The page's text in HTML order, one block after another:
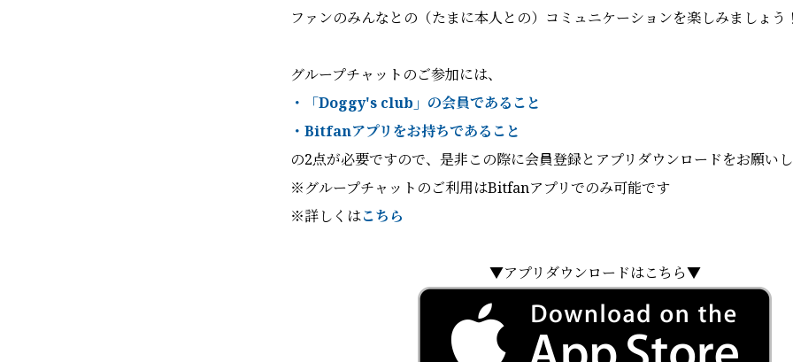
ファンのみんなとの（たまに本人との）コミュニケーションを楽しみましょう
グループチャットのご参加には、
・「Doggy's club 」の会員であること
・Bitfanアプリをお持ちであること
の2点が必要ですので、是非この際に会員登録とアプリダウンロードをお願い
※グループチャットのご利用はBitfanアプリでのみ可能です
※詳しくはこちら
▼アプリダウンロードはこちら▼